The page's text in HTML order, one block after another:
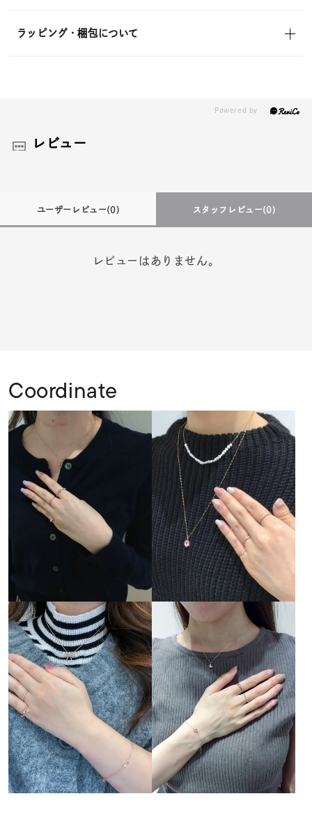
ラッピング・梱包について
レビュー
ユーザーレビュー(0) スタッフレビュー(0)
レビューはありません。
Coordinate